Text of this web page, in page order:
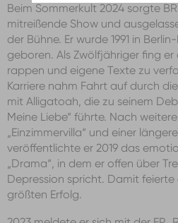
Beim Sommerkult 2024 sorgte
mitreißende Show und
der Bühne. Er wurde 1991 in
geboren. Als Zwölfjähriger fing er
rappen und eigene Texte zu
Karriere nahm Fahrt auf durch
mit Alligatoah, die zu seinem
Meine Liebe“ führte. Nach
„Einzimmervilla“ und einer
veröffentlichte er 2019 das
„Drama“, in dem er offen über
Depression spricht. Damit feierte
größten Erfolg.